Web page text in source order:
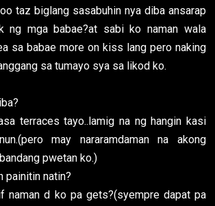
taz biglang sasabuhin nya diba ansarap
ng mga babae?at sabi ko naman wala
sa babae more on kiss lang pero naking
sa tumayo sya sa likod ko.
terraces tayo..lamig na ng hangin kasi
may nararamdaman na akong
pwetan ko.)
painitin natin?
naman d ko pa gets?(syempre dapat pa